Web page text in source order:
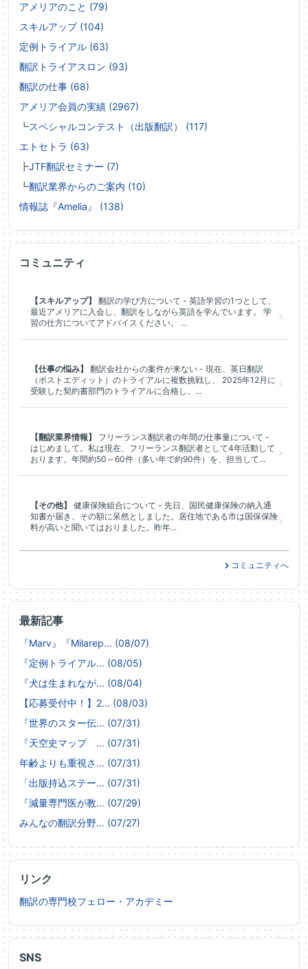
SNS
アメリアのこと (79)
スキルアップ (104)
定例トライアル (63)
翻訳トライアスロン (93)
翻訳の仕事 (68)
アメリア会員の実績 (2967)
┗スペシャルコンテスト（出版翻訳） (117)
エトセトラ (63)
┣JTF翻訳セミナー (7)
┗翻訳業界からのご案内 (10)
情報誌『Amelia』 (138)
最新記事
『Marv』『Milarep... (08/07)
『定例トライアル... (08/05)
『犬は生まれなが... (08/04)
【応募受付中！】2... (08/03)
『世界のスター伝... (07/31)
『天空史マップ ... (07/31)
年齢よりも重視さ... (07/31)
「出版持込ステー... (07/31)
『減量専門医が教... (07/29)
みんなの翻訳分野... (07/27)
リンク
翻訳の専門校フェロー・アカデミー
コミュニティ
【スキルアップ】
翻訳の学び方について - 英語学習の1つとして、
最近アメリアに入会し、翻訳をしながら英語を学んでいます。 学
習の仕方についてアドバイスください。 ...
【仕事の悩み】
翻訳会社からの案件が来ない - 現在、英日翻訳
（ポストエディット）のトライアルに複数挑戦し、 2025年12月に
受験した契約書部門のトライアルに合格し、...
【翻訳業界情報】
フリーランス翻訳者の年間の仕事量について -
はじめまして。私は現在、フリーランス翻訳者として4年活動して
おります。年間約50～60件（多い年で約90件）を、担当して...
【その他】
健康保険組合について - 先日、国民健康保険の納入通
知書が届き、その額に呆然としました。居住地である市は国保保険
料が高いと聞いてはおりました。昨年...
コミュニティへ